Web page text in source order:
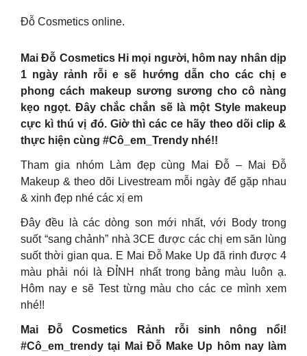
Đỗ Cosmetics online.
Mai Đỗ Cosmetics Hi mọi người, hôm nay nhân dịp
1 ngày rảnh rỗi e sẽ hướng dẫn cho các chị e
phong cách makeup sương sương cho cô nàng
kẹo ngọt. Đây chắc chắn sẽ là một Style makeup
cực kì thú vị đó. Giờ thì các ce hãy theo dõi clip &
thực hiện cùng #Cô_em_Trendy nhé!!
Tham gia nhóm Làm đẹp cùng Mai Đỗ – Mai Đỗ
Makeup & theo dõi Livestream mỗi ngày để gặp nhau
& xinh đẹp nhé các xị em
Đây đều là các dòng son mới nhất, với Body trong
suốt “sang chảnh” nhà 3CE được các chị em săn lùng
suốt thời gian qua. E Mai Đỗ Make Up đã rinh được 4
màu phải nói là ĐỈNH nhất trong bảng màu luôn ạ.
Hôm nay e sẽ Test từng màu cho các ce mình xem
nhé!!
Mai Đỗ Cosmetics Rảnh rỗi sinh nông nổi!
#Cô_em_trendy tại Mai Đỗ Make Up hôm nay làm